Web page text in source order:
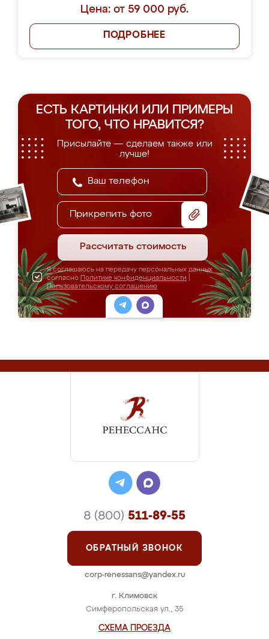
Цена: от 59 000 руб.
ПОДРОБНЕЕ
ЕСТЬ КАРТИНКИ ИЛИ ПРИМЕРЫ
ТОГО, ЧТО НРАВИТСЯ?
Присылайте — сделаем также или
лучше!
Прикрепить фото
Рассчитать стоимость
Я соглашаюсь на передачу персональных данных
согласно Политике конфиденциальности
Пользовательскому соглашению
г. Климовск
Симферопольская ул., 35
СХЕМА ПРОЕЗДА
8 (800) 511-89-55
ОБРАТНЫЙ ЗВОНОК
corp-renessans@yandex.ru